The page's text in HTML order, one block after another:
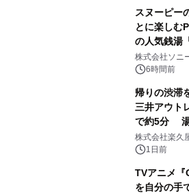
スヌーピー
とに楽し
の人気銭湯
ラボレーシ
ボグッズも
株式会社ソニ
6時間前
帰りの渋滞
三井アウト
で約5分 湯
メニューを
株式会社楽久
1日前
TVアニメ『
を自分の手